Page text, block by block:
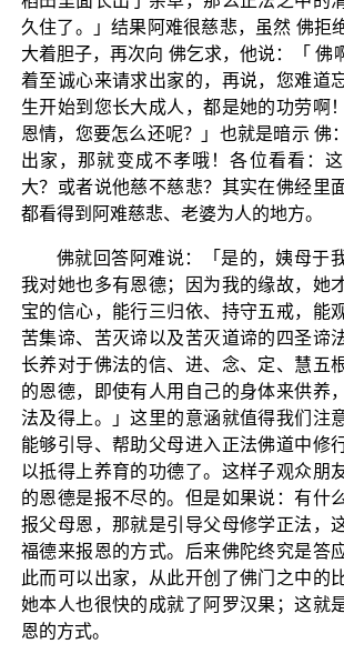
久住了。」结果阿难很慈悲，虽然 佛拒
大着胆子，再次向 佛乞求，他说：「 佛
着至诚心来请求出家的，再说，您难道
生开始到您长大成人，都是她的功劳啊
恩情，您要怎么还呢？」也就是暗示 佛
出家，那就变成不孝哦！各位看看：
大？或者说他慈不慈悲？其实在佛经里
都看得到阿难慈悲、老婆为人的地方。
佛就回答阿难说：「是的，姨母于
我对她也多有恩德；因为我的缘故，她
宝的信心，能行三归依、持守五戒，能
苦集谛、苦灭谛以及苦灭道谛的四圣谛
长养对于佛法的信、进、念、定、慧五
的恩德，即使有人用自己的身体来供养
法及得上。」这里的意涵就值得我们注
能够引导、帮助父母进入正法佛道中修
以抵得上养育的功德了。这样子观众朋
的恩德是报不尽的。但是如果说：有什
报父母恩，那就是引导父母修学正法，
福德来报恩的方式。后来佛陀终究是答
此而可以出家，从此开创了佛门之中的
她本人也很快的成就了阿罗汉果；这就
恩的方式。